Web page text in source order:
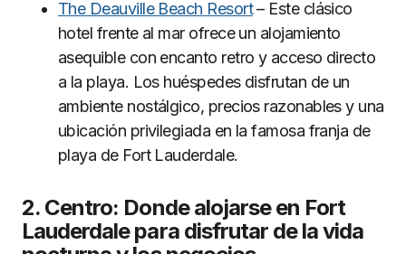
The Deauville Beach Resort– Este clásico
hotel frente al mar ofrece un alojamiento
asequible con encanto retro y acceso directo
a la playa. Los huéspedes disfrutan de un
ambiente nostálgico, precios razonables y una
ubicación privilegiada en la famosa franja de
playa de Fort Lauderdale.
2. Centro: Donde alojarse en Fort
Lauderdale para disfrutar de la vida